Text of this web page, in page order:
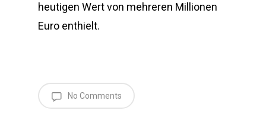
heutigen Wert von mehreren Millionen
Euro enthielt.
No Comments